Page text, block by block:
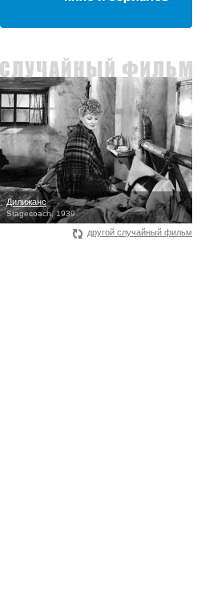
Дилижанс
Stagecoach, 1939
другой случайный фильм